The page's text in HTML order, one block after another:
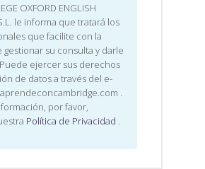
OXFORD ENGLISH
le informa que tratará los
que facilite con la
gestionar su consulta y darle
ejercer sus derechos
de datos a través del e-
.
por favor,
Política de Privacidad .